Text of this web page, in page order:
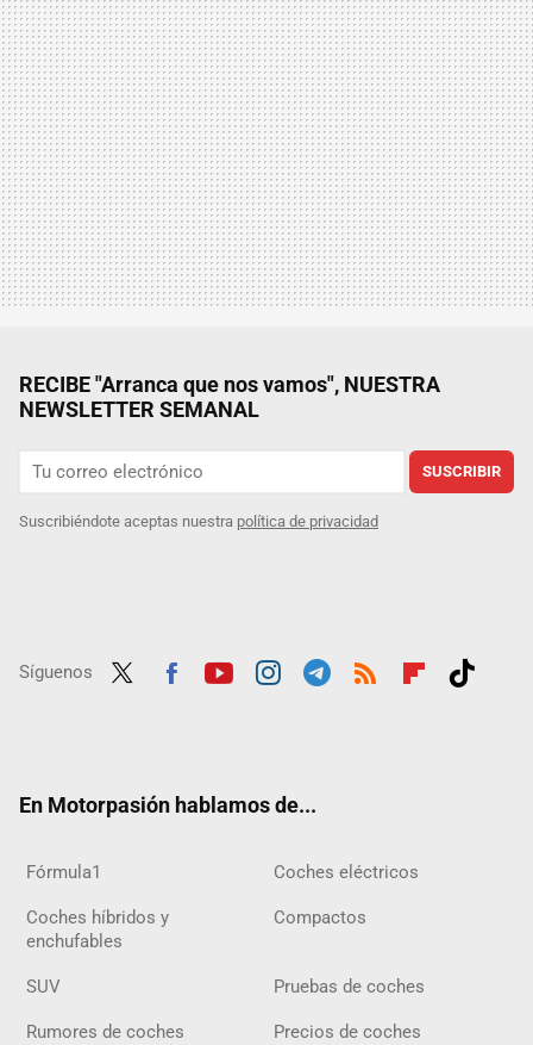
RECIBE "Arranca que nos vamos", NUESTRA
NEWSLETTER SEMANAL
SUSCRIBIR
Suscribiéndote aceptas nuestra política de privacidad
Síguenos
En Motorpasión hablamos de...
Fórmula1 Coches eléctricos
Coches híbridos y
enchufables
Compactos
SUV Pruebas de coches
Rumores de coches Precios de coches